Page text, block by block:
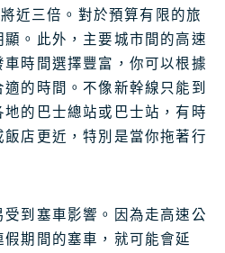
近三倍。對於預算有限的旅
。此外，主要城市間的高速
時間選擇豐富，你可以根據
的時間。不像新幹線只能到
的巴士總站或巴士站，有時
店更近，特別是當你拖著行
受到塞車影響。因為走高速公
期間的塞車，就可能會延